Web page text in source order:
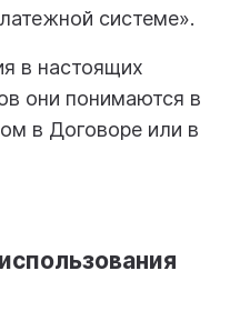
системе».
в настоящих
они понимаются в
в Договоре или в